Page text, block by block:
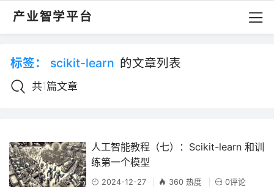
产业智学平台
标签： scikit-learn 的文章列表
共1篇文章
人工智能教程（七）：Scikit-learn 和训
练第一个模型
2024-12-27 360 热度 0评论